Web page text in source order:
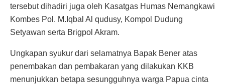
tersebut dihadiri juga oleh Kasatgas Humas Nemangkawi
Kombes Pol. M.Iqbal Al qudusy, Kompol Dudung
Setyawan serta Brigpol Akram.
Ungkapan syukur dari selamatnya Bapak Bener atas
penembakan dan pembakaran yang dilakukan KKB
menunjukkan betapa sesungguhnya warga Papua cinta